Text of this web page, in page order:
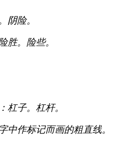
阴险。
胜。险些。
杠子。杠杆。
中作标记而画的粗直线。